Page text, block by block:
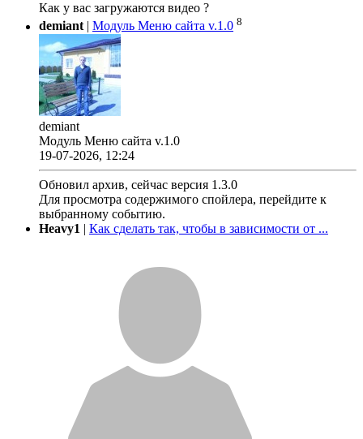
Как у вас загружаются видео ?
demiant| Модуль Меню сайта v.1.0 8
demiant
Модуль Меню сайта v.1.0
19-07-2026, 12:24
Обновил архив, сейчас версия 1.3.0
Для просмотра содержимого спойлера, перейдите к
выбранному событию.
Heavy1 | Как сделать так, чтобы в зависимости от ...